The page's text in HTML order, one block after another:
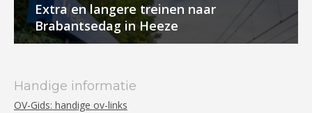
Extra en langere treinen naar
Brabantsedag in Heeze
Handige informatie
OV-Gids: handige ov-links